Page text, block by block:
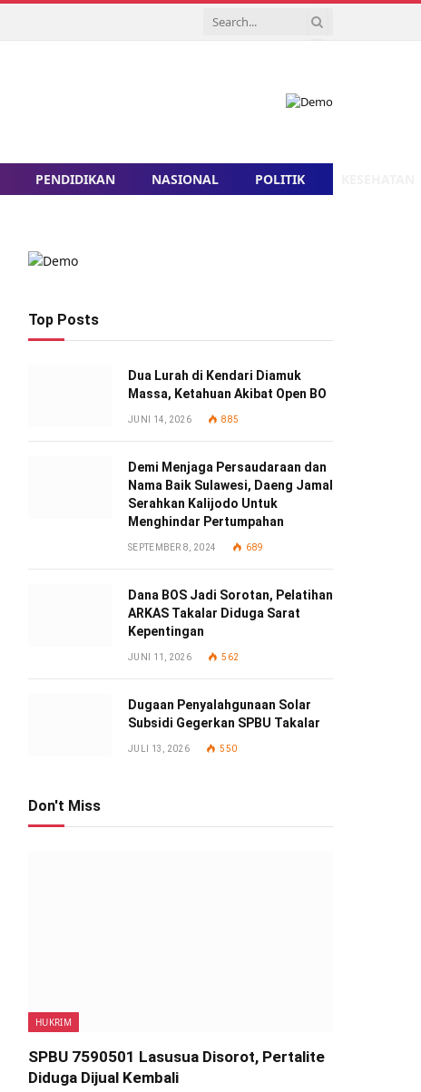
PENDIDIKAN NASIONAL POLITIK
Top Posts
Dua Lurah di Kendari Diamuk
Massa, Ketahuan Akibat Open BO
JUNI 14, 2026 885
Demi Menjaga Persaudaraan dan
Nama Baik Sulawesi, Daeng Jamal
Serahkan Kalijodo Untuk
Menghindar Pertumpahan
SEPTEMBER 8, 2024 689
Dana BOS Jadi Sorotan, Pelatihan
ARKAS Takalar Diduga Sarat
Kepentingan
JUNI 11, 2026 562
Dugaan Penyalahgunaan Solar
Subsidi Gegerkan SPBU Takalar
JULI 13, 2026 550
Don't Miss
HUKRIM
SPBU 7590501 Lasusua Disorot, Pertalite
Diduga Dijual Kembali